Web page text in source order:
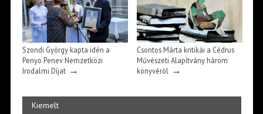
Szondi György kapta idén a
Penyo Penev Nemzetközi
Irodalmi Díjat→
Csontos Márta kritikái a Cédrus
Művészeti Alapítvány három
könyvéről→
Kiemelt